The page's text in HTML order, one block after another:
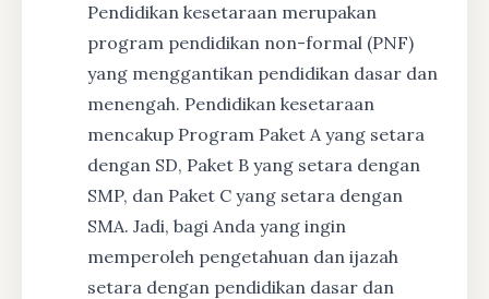
Pendidikan kesetaraan merupakan
program pendidikan non-formal (PNF)
yang menggantikan pendidikan dasar dan
menengah. Pendidikan kesetaraan
mencakup Program Paket A yang setara
dengan SD, Paket B yang setara dengan
SMP, dan Paket C yang setara dengan
SMA. Jadi, bagi Anda yang ingin
memperoleh pengetahuan dan ijazah
setara dengan pendidikan dasar dan